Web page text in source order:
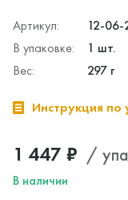
Артикул:
12-06-
В упаковке:
1 шт.
Вес:
297 г
Инструкция по
1 447 ₽ /
В наличии